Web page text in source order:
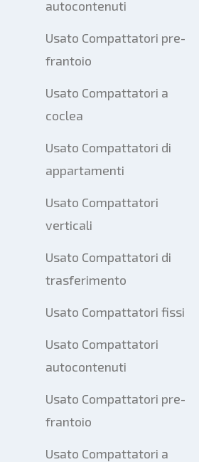
autocontenuti
Usato Compattatori pre-
frantoio
Usato Compattatori a
coclea
Usato Compattatori di
appartamenti
Usato Compattatori
verticali
Usato Compattatori di
trasferimento
Usato Compattatori fissi
Usato Compattatori
autocontenuti
Usato Compattatori pre-
frantoio
Usato Compattatori a